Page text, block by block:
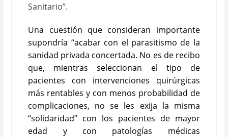
Sanitario”.
Una cuestión que consideran importante
supondría “acabar con el parasitismo de la
sanidad privada concertada. No es de recibo
que, mientras seleccionan el tipo de
pacientes con intervenciones quirúrgicas
más rentables y con menos probabilidad de
complicaciones, no se les exija la misma
“solidaridad” con los pacientes de mayor
edad y con patologías médicas